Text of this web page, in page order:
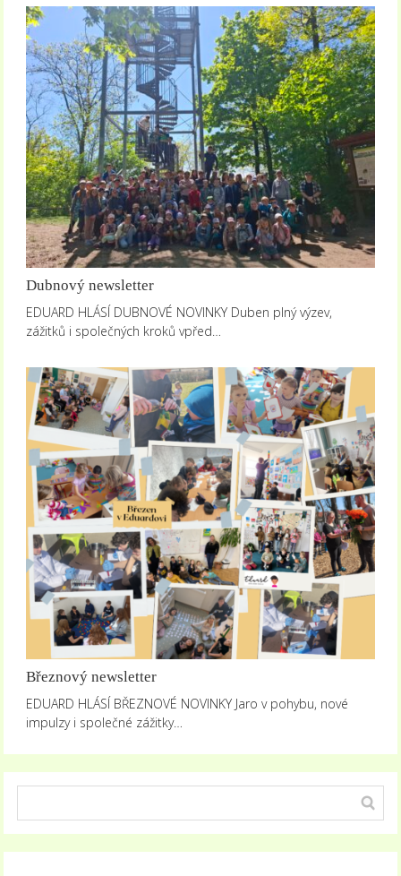
Dubnový newsletter
EDUARD HLÁSÍ DUBNOVÉ NOVINKY Duben plný výzev,
zážitků i společných kroků vpřed…
Březnový newsletter
EDUARD HLÁSÍ BŘEZNOVÉ NOVINKY Jaro v pohybu, nové
impulzy i společné zážitky…